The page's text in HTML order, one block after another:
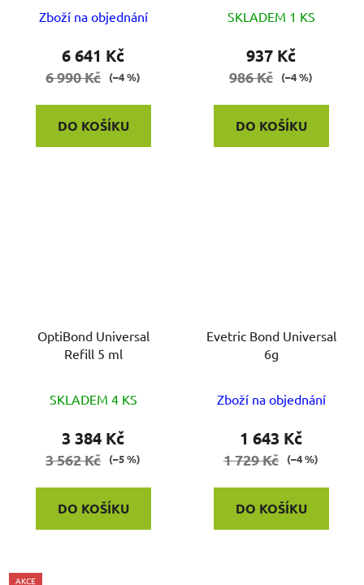
Zboží na objednání
6 641 Kč
6 990 Kč (–4 %)
DO KOŠÍKU
SKLADEM 1 KS
937 Kč
986 Kč (–4 %)
DO KOŠÍKU
OptiBond Universal
Refill 5 ml
hodnocení
produktu
je
5
SKLADEM 4 KS
3 384 Kč
3 562 Kč (–5 %)
DO KOŠÍKU
Evetric Bond Universal
6g
Zboží na objednání
1 643 Kč
1 729 Kč (–4 %)
DO KOŠÍKU
AKCE